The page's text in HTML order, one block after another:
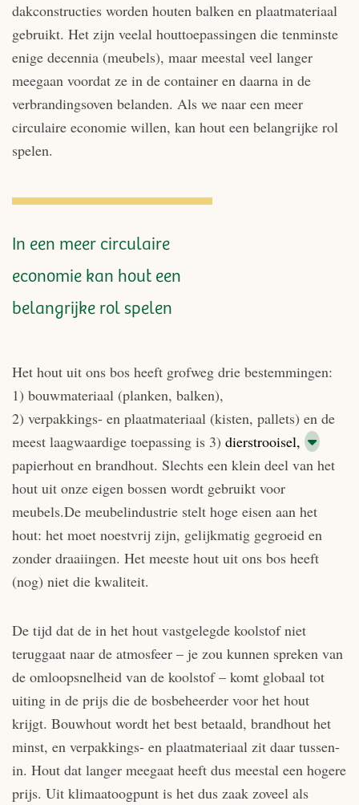
dakconstructies worden houten balken en plaatmateriaal
gebruikt. Het zijn veelal houttoepassingen die tenminste
enige decennia (meubels), maar meestal veel langer
meegaan voordat ze in de container en daarna in de
verbrandingsoven belanden. Als we naar een meer
circulaire economie willen, kan hout een belangrijke rol
spelen.
In een meer circulaire
economie kan hout een
belangrijke rol spelen
Het hout uit ons bos heeft grofweg drie bestemmingen:
1) bouwmateriaal (planken, balken),
2) verpakkings- en plaatmateriaal (kisten, pallets) en de
meest laagwaardige toepassing is 3) dierstrooisel,
papierhout en brandhout. Slechts een klein deel van het
hout uit onze eigen bossen wordt gebruikt voor
meubels.De meubelindustrie stelt hoge eisen aan het
hout: het moet noestvrij zijn, gelijkmatig gegroeid en
zonder draaiingen. Het meeste hout uit ons bos heeft
(nog) niet die kwaliteit.
De tijd dat de in het hout vastgelegde koolstof niet
teruggaat naar de atmosfeer – je zou kunnen spreken van
de omloopsnelheid van de koolstof – komt globaal tot
uiting in de prijs die de bosbeheerder voor het hout
krijgt. Bouwhout wordt het best betaald, brandhout het
minst, en verpakkings- en plaatmateriaal zit daar tussen-
in. Hout dat langer meegaat heeft dus meestal een hogere
prijs. Uit klimaatoogpunt is het dus zaak zoveel als